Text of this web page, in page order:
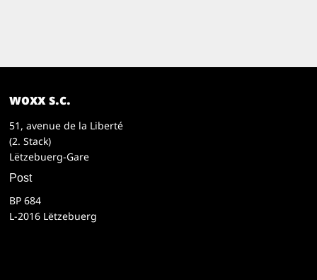
woxx s.c.
51, avenue de la Liberté
(2. Stack)
Lëtzebuerg-Gare
Post
BP 684
L-2016 Lëtzebuerg